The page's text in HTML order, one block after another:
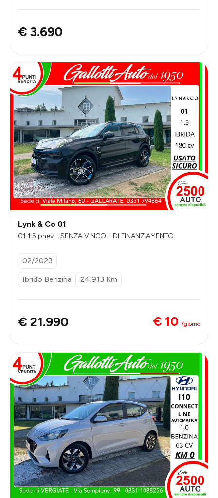
€ 3.690
Lynk & Co 01
01 1.5 phev - SENZA VINCOLI DI FINANZIAMENTO
02/2023
Ibrido Benzina
24.913 Km
€ 21.990 € 10 /giorno